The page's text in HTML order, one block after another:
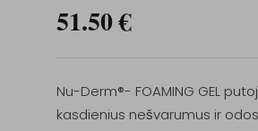
51.50€
Nu-Derm®- FOAMING GEL
kasdienius nešvarumus ir